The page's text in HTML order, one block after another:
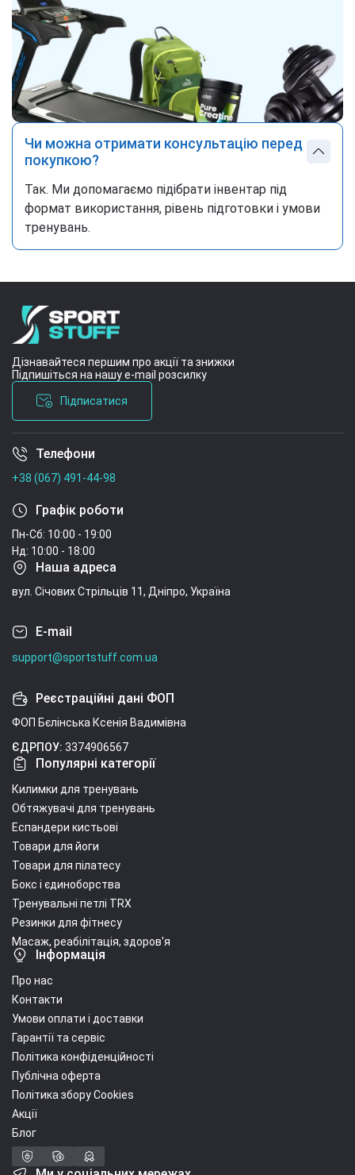
Чи можна отримати консультацію перед
покупкою?
Так. Ми допомагаємо підібрати інвентар під
формат використання, рівень підготовки і умови
тренувань.
Дізнавайтеся першим про акції та знижки
Підпишіться на нашу e-mail розсилку
Підписатися
Умови угоди
Телефони
+38 (067) 491-44-98
Графік роботи
Пн-Сб: 10:00 - 19:00
Нд: 10:00 - 18:00
Наша адреса
вул. Січових Стрільців 11, Дніпро, Україна
E-mail
support@sportstuff.com.ua
Реєстраційні дані ФОП
ФОП Бєлінська Ксенія Вадимівна
ЄДРПОУ: 3374906567
Популярні категорії
Килимки для тренувань
Обтяжувачі для тренувань
Еспандери кистьові
Товари для йоги
Товари для пілатесу
Бокс і єдиноборства
Тренувальні петлі TRX
Резинки для фітнесу
Масаж, реабілітація, здоров'я
Інформація
Про нас
Контакти
Умови оплати і доставки
Гарантії та сервіс
Політика конфіденційності
Публічна оферта
Політика збору Cookies
Акції
Блог